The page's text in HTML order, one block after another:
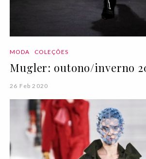
MODA COLEÇÕES
Mugler: outono/inverno
26 Feb 2020